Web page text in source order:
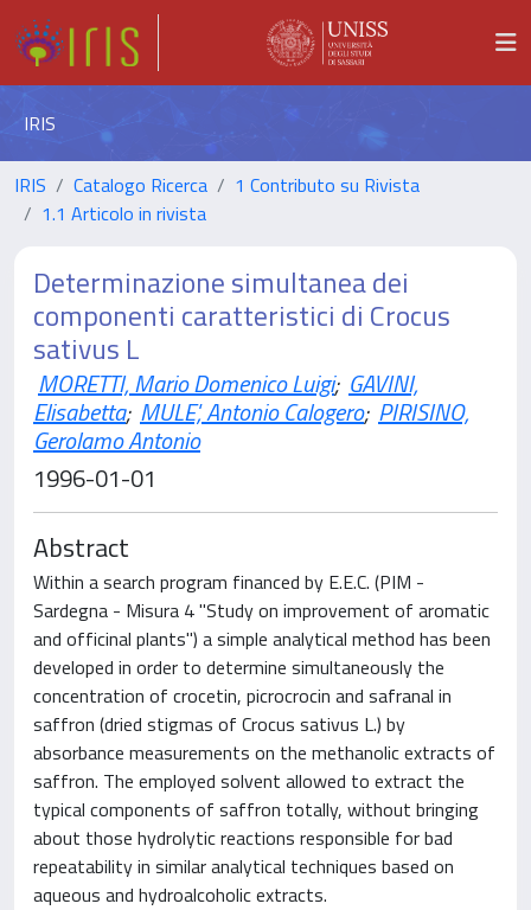
IRIS
IRIS Catalogo Ricerca
1 Contributo su Rivista
1.1 Articolo in rivista
Determinazione simultanea dei
componenti caratteristici di Crocus
sativus L
MORETTI, Mario Domenico Luigi; GAVINI,
Elisabetta; MULE', Antonio Calogero; PIRISINO,
Gerolamo Antonio
1996-01-01
Abstract
Within a search program financed by E.E.C. (PIM -
Sardegna - Misura 4 "Study on improvement of aromatic
and officinal plants") a simple analytical method has been
developed in order to determine simultaneously the
concentration of crocetin, picrocrocin and safranal in
saffron (dried stigmas of Crocus sativus L.) by
absorbance measurements on the methanolic extracts of
saffron. The employed solvent allowed to extract the
typical components of saffron totally, without bringing
about those hydrolytic reactions responsible for bad
repeatability in similar analytical techniques based on
aqueous and hydroalcoholic extracts.